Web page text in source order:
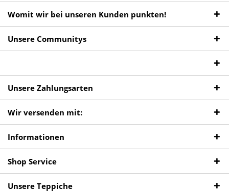
Womit wir bei unseren Kunden punkten!
Unsere Communitys
Unsere Zahlungsarten
Wir versenden mit:
Informationen
Shop Service
Unsere Teppiche